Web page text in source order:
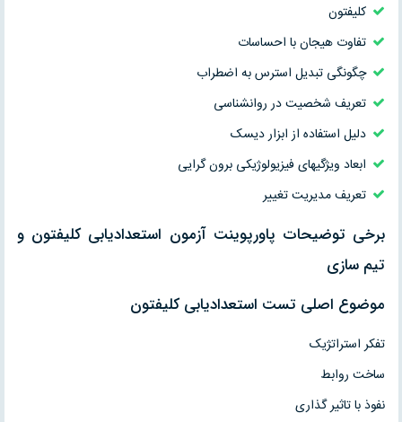
کلیفتون
تفاوت هیجان با احساسات
چگونگی تبدیل استرس به اضطراب
تعریف شخصیت در روانشناسی
دلیل استفاده از ابزار دیسک
ابعاد ویژگیهای فیزیولوژیکی برون گرایی
تعریف مدیریت تغییر
برخی توضیحات پاورپوینت آزمون استعدادیابی کلیفتون و
تیم سازی
موضوع اصلی تست استعدادیابی کلیفتون
تفکر استراتژیک
ساخت روابط
نفوذ با تاثیر گذاری